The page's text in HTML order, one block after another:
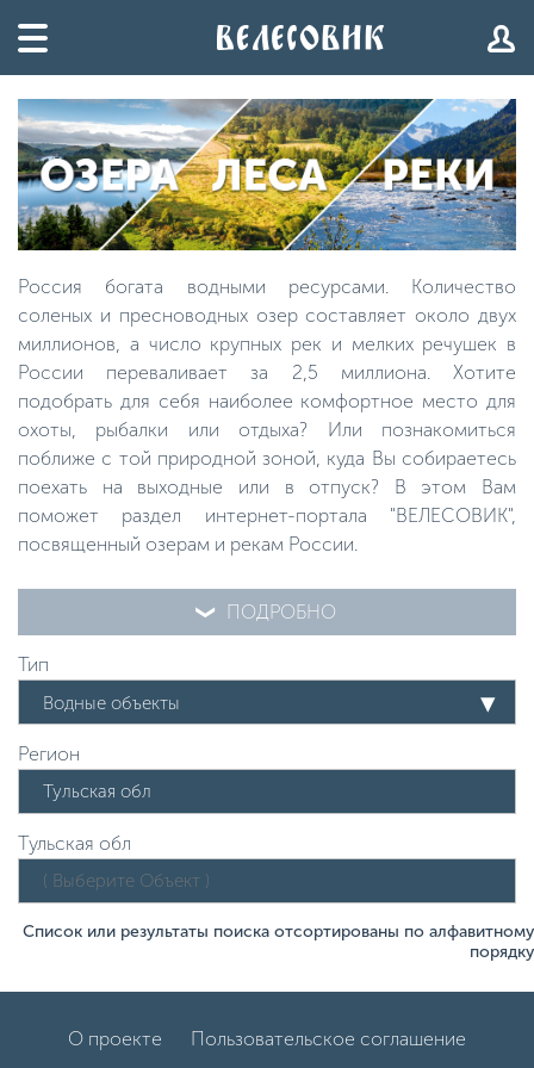
Россия богата водными ресурсами. Количество
соленых и пресноводных озер составляет около двух
миллионов, а число крупных рек и мелких речушек в
России переваливает за 2,5 миллиона. Хотите
подобрать для себя наиболее комфортное место для
охоты, рыбалки или отдыха? Или познакомиться
поближе с той природной зоной, куда Вы собираетесь
поехать на выходные или в отпуск? В этом Вам
поможет раздел интернет-портала "ВЕЛЕСОВИК",
посвященный озерам и рекам России.
ПОДРОБНО
Тип
Водные объекты
Регион
Тульская обл
Список или результаты поиска отсортированы по алфавитному
порядку
О проекте Пользовательское соглашение